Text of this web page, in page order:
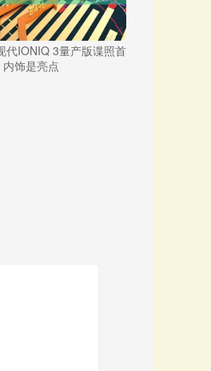
代IONIQ 3量产版谍照首
饰是亮点